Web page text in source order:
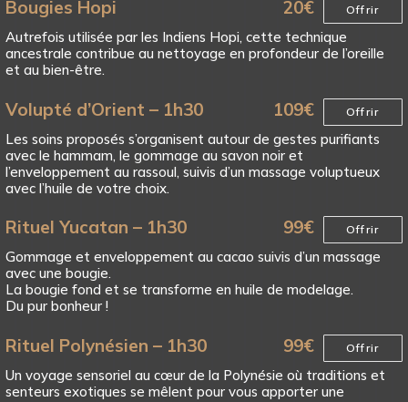
Bougies Hopi 20€ Offrir
Autrefois utilisée par les Indiens Hopi, cette technique
ancestrale contribue au nettoyage en profondeur de l’oreille
et au bien-être.
Volupté d’Orient – 1h30 109€ Offrir
Les soins proposés s’organisent autour de gestes purifiants
avec le hammam, le gommage au savon noir et
l’enveloppement au rassoul, suivis d’un massage voluptueux
avec l’huile de votre choix.
Rituel Yucatan – 1h30 99€ Offrir
Gommage et enveloppement au cacao suivis d’un massage
avec une bougie.
La bougie fond et se transforme en huile de modelage.
Du pur bonheur !
Rituel Polynésien – 1h30 99€ Offrir
Un voyage sensoriel au cœur de la Polynésie où traditions et
senteurs exotiques se mêlent pour vous apporter une